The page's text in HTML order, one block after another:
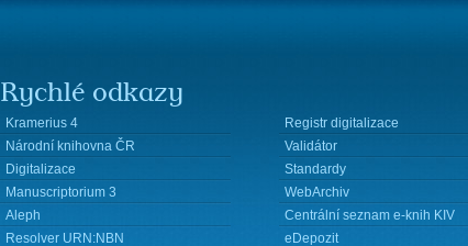
Rychlé odkazy
Kramerius 4
Registr digitalizace
Národní knihovna ČR
Validátor
Digitalizace
Standardy
Manuscriptorium 3
WebArchiv
Aleph
Centrální seznam e-knih KIV
Resolver URN:NBN
eDepozit